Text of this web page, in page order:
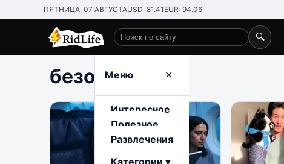
ПЯТНИЦА, 07 АВГУСТАUSD: 81.41 EUR: 94.06
Поиск по сайту
🔍
Меню ✕
Интересное
Полезное
Развлечения
Категории ▾
безопасность